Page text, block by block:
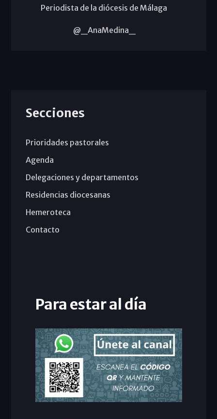
Periodista de la diócesis de Málaga
@_AnaMedina_
Secciones
Prioridades pastorales
Agenda
Delegaciones y departamentos
Residencias diocesanas
Hemeroteca
Contacto
Para estar al día